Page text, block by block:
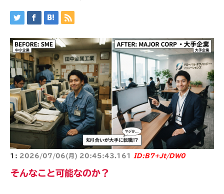
1: 2026/07/06(月) 20:45:43.161 ID:B7+Jt/DW0
そんなこと可能なのか？